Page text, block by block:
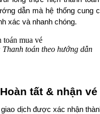
dẫn mà hệ thống cung
xác và nhanh chóng.
toán theo hướng dẫn
Hoàn tất & nhận
dịch được xác nhận